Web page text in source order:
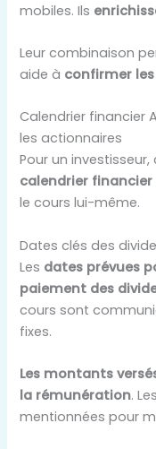
mobiles. Ils
Leur combinaison
aide à confirmer
Calendrier financier
les actionnaires
Pour un
calendrier financier
le cours lui-même.
Dates clés des
Les dates prévues
paiement des
cours sont
fixes.
Les montants
la rémunération.
mentionnées pour